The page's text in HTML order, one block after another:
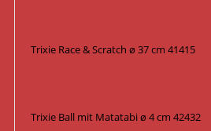
Trixie Race & Scratch ø 37 cm 41415
Trixie Ball mit Matatabi ø 4 cm 42432